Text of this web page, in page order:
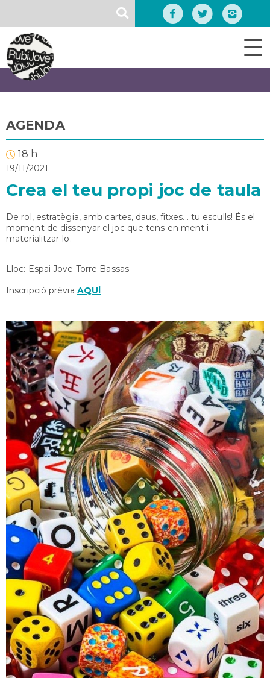
contingut
☰
AGENDA
18 h
19/11/2021
Crea el teu propi joc de taula
De rol, estratègia, amb cartes, daus, fitxes... tu esculls! És el
moment de dissenyar el joc que tens en ment i
materialitzar-lo.
Lloc: Espai Jove Torre Bassas
Inscripció prèvia AQUÍ